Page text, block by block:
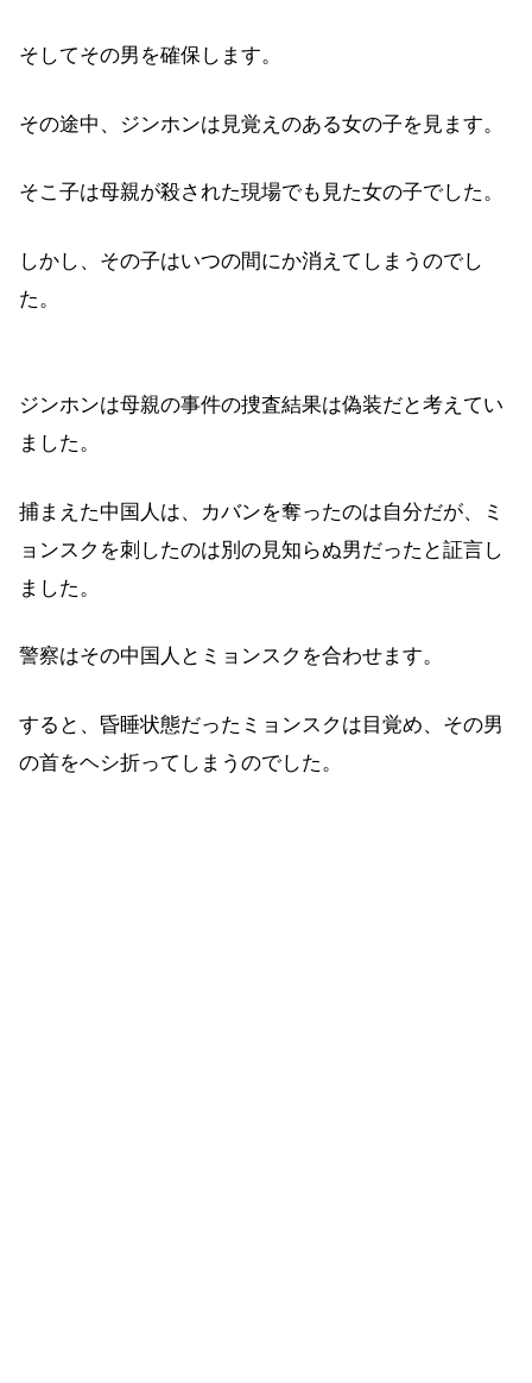
そしてその男を確保します。
その途中、ジンホンは見覚えのある女の子を見ます。
そこ子は母親が殺された現場でも見た女の子でした。
しかし、その子はいつの間にか消えてしまうのでし
た。
ジンホンは母親の事件の捜査結果は偽装だと考えてい
ました。
捕まえた中国人は、カバンを奪ったのは自分だが、ミ
ョンスクを刺したのは別の見知らぬ男だったと証言し
ました。
警察はその中国人とミョンスクを合わせます。
すると、昏睡状態だったミョンスクは目覚め、その男
の首をヘシ折ってしまうのでした。